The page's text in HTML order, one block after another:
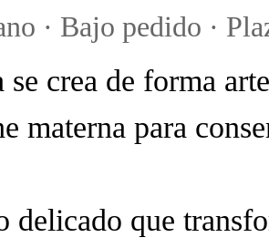
· Bajo pedido ·
se crea de forma
materna para
delicado que